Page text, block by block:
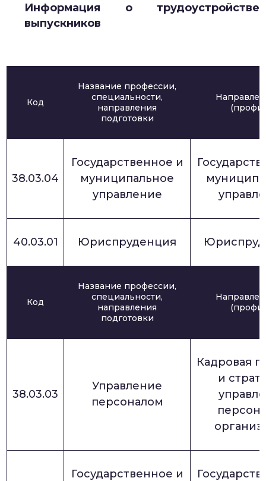
Информация о трудоустройстве
выпускников
Код
Название профессии,
специальности,
направления
подготовки
38.03.04
Государственное и
муниципальное
управление
40.03.01 Юриспруденция
Код
Название профессии,
специальности,
направления
подготовки
38.03.03
Управление
персоналом
Кадровая
и
Государственное и